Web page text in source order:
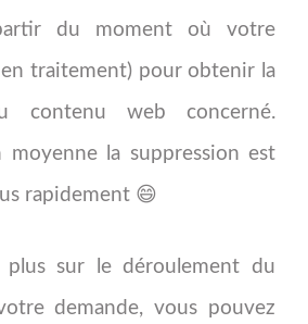
du moment où votre
en traitement) pour obtenir la
contenu web concerné.
moyenne la suppression est
rapidement 😄
plus sur le déroulement du
demande, vous pouvez